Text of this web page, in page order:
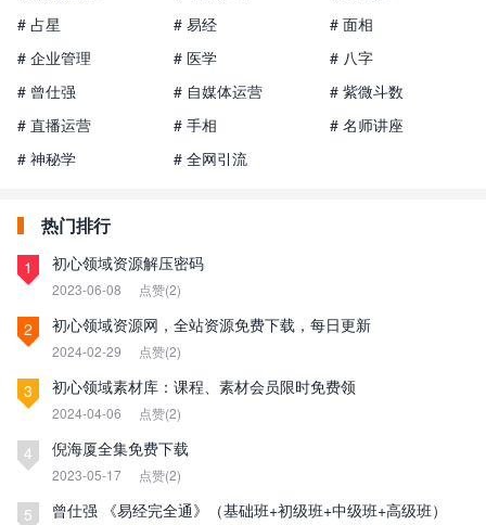
# 占星
# 易经
# 面相
# 企业管理
# 医学
# 八字
# 曾仕强
# 自媒体运营
# 紫微斗数
# 直播运营
# 手相
# 名师讲座
# 神秘学
# 全网引流
热门排行
1 初心领域资源解压密码
2023-06-08 点赞(2)
2 初心领域资源网，全站资源免费下载，每日更新
2024-02-29 点赞(2)
3 初心领域素材库：课程、素材会员限时免费领
2024-04-06 点赞(2)
4 倪海厦全集免费下载
2023-05-17 点赞(2)
5
曾仕强 《易经完全通》（基础班+初级班+中级班+高级班）